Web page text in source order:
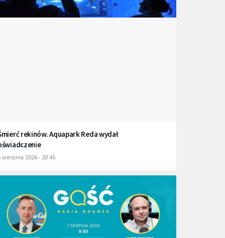
rekinów. Aquapark Reda wydał
sierpnia 2026 - 20:45